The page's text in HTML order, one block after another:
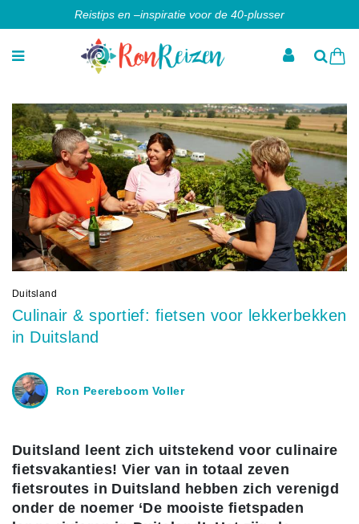
Reistips en –inspiratie voor de 40-plusser
Duitsland
Culinair & sportief: fietsen voor lekkerbekken
in Duitsland
Ron Peereboom Voller
Duitsland leent zich uitstekend voor culinaire
fietsvakanties! Vier van in totaal zeven
fietsroutes in Duitsland hebben zich verenigd
onder de noemer ‘De mooiste fietspaden